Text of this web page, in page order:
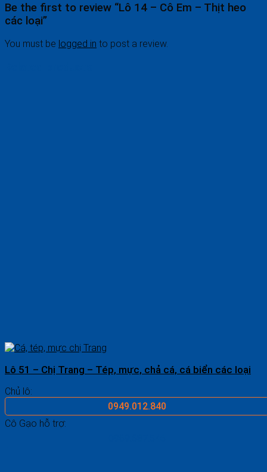
Be the first to review “Lô 14 – Cô Em – Thịt heo
các loại”
You must be logged in to post a review.
Lô 51 – Chị Trang – Tép, mực, chả cá, cá biển các loại
Chủ lô:
0949.012.840
Cô Gạo hỗ trợ: